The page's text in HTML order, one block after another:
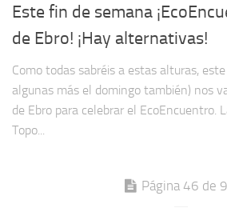
Este fin de semana
de Ebro! ¡Hay alternativas!
Como todas sabréis a estas alturas,
algunas más el domingo también) nos
de Ebro para celebrar el EcoEncuentro.
Topo...
Página 46 de